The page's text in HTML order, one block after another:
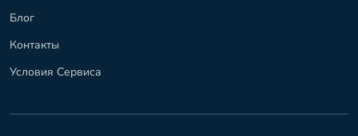
Блог
Контакты
Условия Сервиса